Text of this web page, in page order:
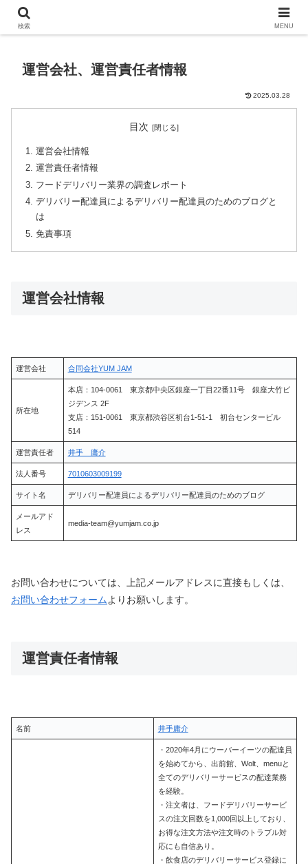
運営会社、運営責任者情報
2025.03.28
目次
運営会社情報
運営責任者情報
フードデリバリー業界の調査レポート
デリバリー配達員によるデリバリー配達員のためのブログと
は
免責事項
運営会社情報
運営会社 合同会社YUM JAM
所在地
本店：104-0061 東京都中央区銀座一丁目22番11号 銀座大竹ビ
ジデンス 2F
支店：151-0061 東京都渋谷区初台1-51-1 初台センタービル
514
運営責任者 井手 庸介
法人番号 7010603009199
サイト名 デリバリー配達員によるデリバリー配達員のためのブログ
メールアド
レス
media-team@yumjam.co.jp
お問い合わせについては、上記メールアドレスに直接もしくは、
お問い合わせフォームよりお願いします。
運営責任者情報
名前 井手庸介
・2020年4月にウーバーイーツの配達員
を始めてから、出前館、Wolt、menuと
全てのデリバリーサービスの配達業務
を経験。
・注文者は、フードデリバリーサービ
スの注文回数を1,000回以上しており、
お得な注文方法や注文時のトラブル対
応にも自信あり。
・飲食店のデリバリーサービス登録に
検索 MENU